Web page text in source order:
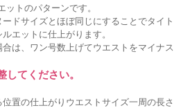
ットのパターンです。
ドサイズとほぼ同じにすることでタイト
エットに仕上がります。
は、ワン号数上げてウエストをマイナス
してください。
置の仕上がりウエストサイズ一周の長さ